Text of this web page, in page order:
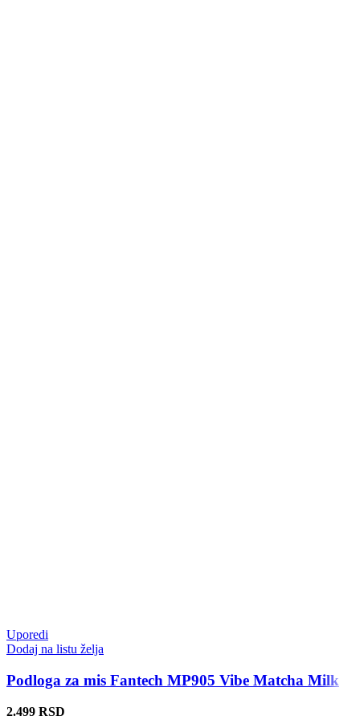
Uporedi
Dodaj na listu želja
Podloga za mis Fantech MP905 Vibe Matcha Milk
2.499 RSD